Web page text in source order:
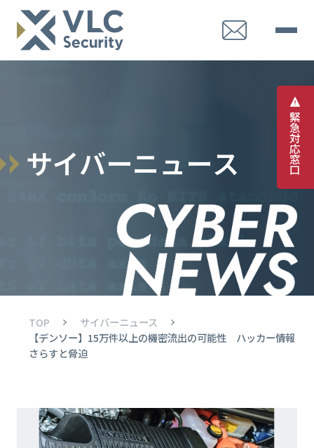
緊
急
対
応
窓
口
サイバーニュース
TOP
サイバーニュース
【デンソー】15万件以上の機密流出の可能性 ハッカー情報
さらすと脅迫